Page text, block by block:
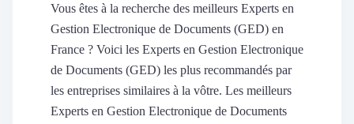
Découvrir le média
Demander une démo
Vous êtes à la recherche des meilleurs Experts en
Gestion Electronique de Documents (GED) en
France ? Voici les Experts en Gestion Electronique
de Documents (GED) les plus recommandés par
les entreprises similaires à la vôtre. Les meilleurs
Experts en Gestion Electronique de Documents